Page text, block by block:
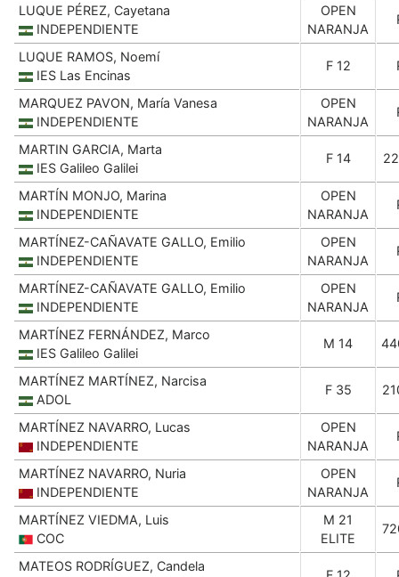
LUQUE PÉREZ, Cayetana
INDEPENDIENTE
OPEN
NARANJA
LUQUE RAMOS, Noemí
IES Las Encinas
F 12
MARQUEZ PAVON, María Vanesa
INDEPENDIENTE
OPEN
NARANJA
MARTIN GARCIA, Marta
IES Galileo Galilei
F 14
MARTÍN MONJO, Marina
INDEPENDIENTE
OPEN
NARANJA
MARTÍNEZ-CAÑAVATE GALLO, Emilio
INDEPENDIENTE
OPEN
NARANJA
MARTÍNEZ-CAÑAVATE GALLO, Emilio
INDEPENDIENTE
OPEN
NARANJA
MARTÍNEZ FERNÁNDEZ, Marco
IES Galileo Galilei
M 14
MARTÍNEZ MARTÍNEZ, Narcisa
ADOL
F 35
MARTÍNEZ NAVARRO, Lucas
INDEPENDIENTE
OPEN
NARANJA
MARTÍNEZ NAVARRO, Nuria
INDEPENDIENTE
OPEN
NARANJA
MARTÍNEZ VIEDMA, Luis
COC
M 21
ELITE
MATEOS RODRÍGUEZ, Candela